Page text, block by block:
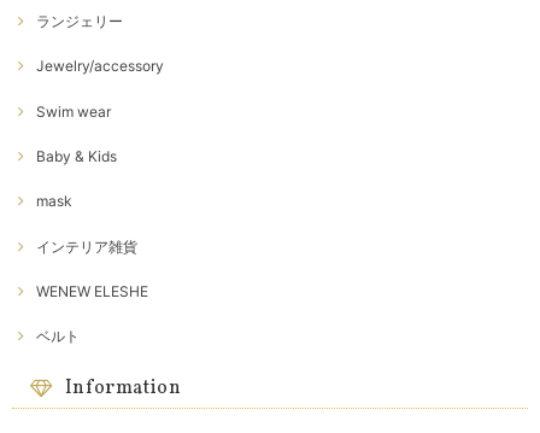
ランジェリー
Jewelry/accessory
Swim wear
Baby & Kids
mask
インテリア雑貨
WENEW ELESHE
ベルト
Information